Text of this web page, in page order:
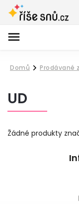
Domů
/
Prodávané
UD
Žádné produkty